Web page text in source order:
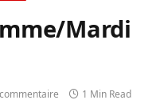
Mardi
1 Min Read